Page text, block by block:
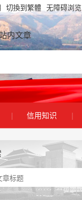
无障碍浏览
切換到繁體
内文章
| 信用知识 |